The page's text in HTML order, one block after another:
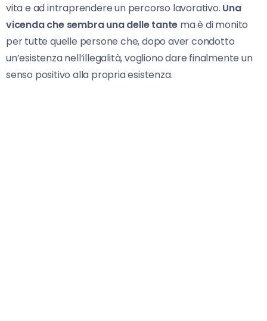
vita e ad intraprendere un percorso lavorativo. Una
vicenda che sembra una delle tante ma è di monito
per tutte quelle persone che, dopo aver condotto
un’esistenza nell’illegalità, vogliono dare finalmente un
senso positivo alla propria esistenza.